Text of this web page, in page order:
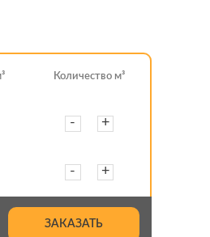
Количество м³
- +
- +
ЗАКАЗАТЬ